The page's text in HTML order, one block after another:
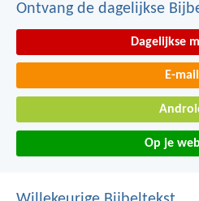
Ontvang de dagelijkse
Dagelijkse
E-mail
Op je